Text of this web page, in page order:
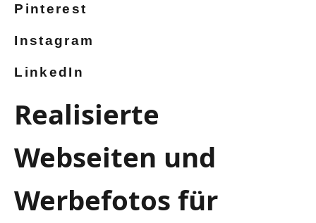
Pinterest
Instagram
LinkedIn
Realisierte
Webseiten und
Werbefotos für